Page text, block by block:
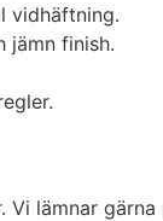
vidhäftning.
jämn finish.
lämnar